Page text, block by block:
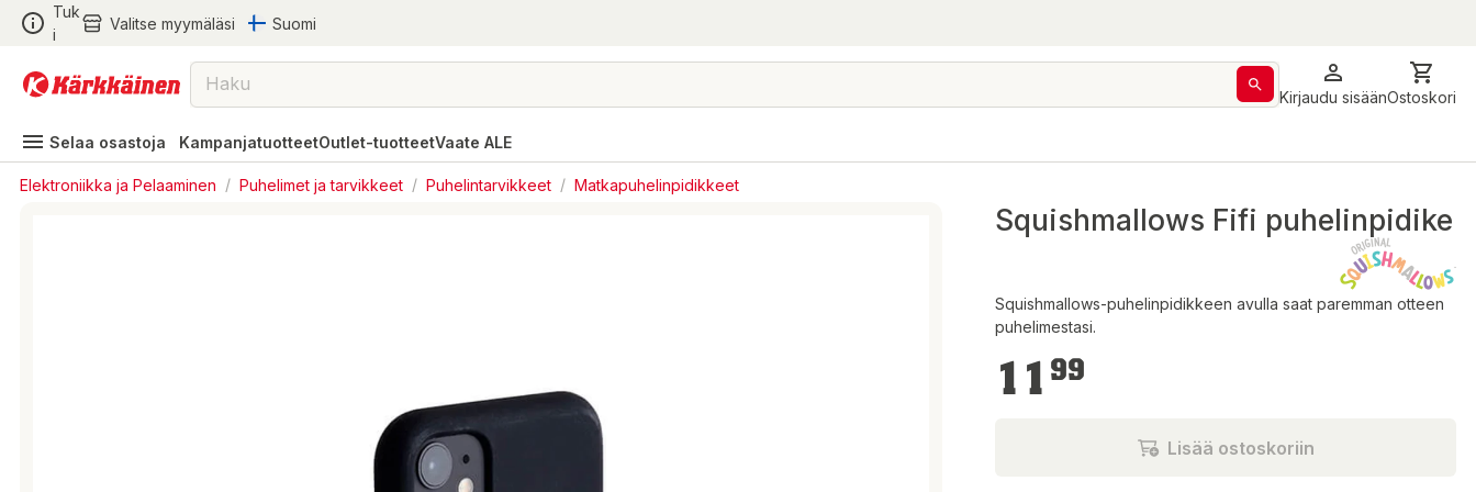
Tuk
i
Valitse myymäläsi Suomi
Kirjaudu sisäänOstoskori
Selaa osastoja KampanjatuotteetOutlet-tuotteetVaate ALE
Elektroniikka ja Pelaaminen / Puhelimet ja tarvikkeet / Puhelintarvikkeet / Matkapuhelinpidikkeet
Squishmallows Fifi puhelinpidike
Squishmallows-puhelinpidikkeen avulla saat paremman otteen
puhelimestasi.
11,99 €
11 99
Lisää ostoskoriin